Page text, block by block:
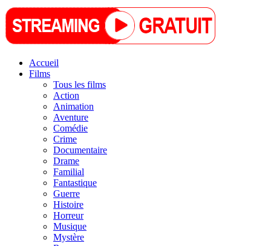
Accueil
Films
Tous les films
Action
Animation
Aventure
Comédie
Crime
Documentaire
Drame
Familial
Fantastique
Guerre
Histoire
Horreur
Musique
Mystère